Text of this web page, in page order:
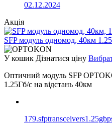
02.12.2024
Акція
SFP модуль одномод, 40км
У кошик Дізнатися ціну
Оптичний модуль SFP
1.25Гб/с на відстань 40км